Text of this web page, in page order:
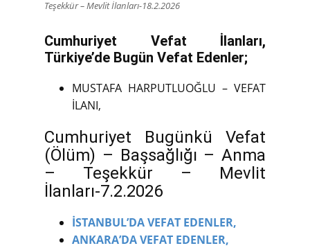
Teşekkür – Mevlit İlanları-18.2.2026
Cumhuriyet Vefat İlanları,
Türkiye’de Bugün Vefat Edenler;
MUSTAFA HARPUTLUOĞLU – VEFAT
İLANI,
Cumhuriyet Bugünkü Vefat
(Ölüm) – Başsağlığı – Anma
– Teşekkür – Mevlit
İlanları-7.2.2026
İSTANBUL’DA VEFAT EDENLER,
ANKARA’DA VEFAT EDENLER,